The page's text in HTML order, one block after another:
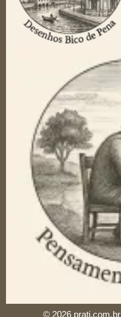
© 2026 prati.com.br